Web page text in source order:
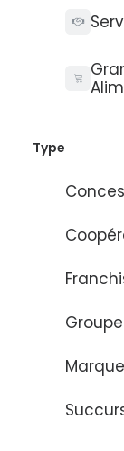
Type
Abonnez-
Prendre rdv
20 avenue
02 56 03 67